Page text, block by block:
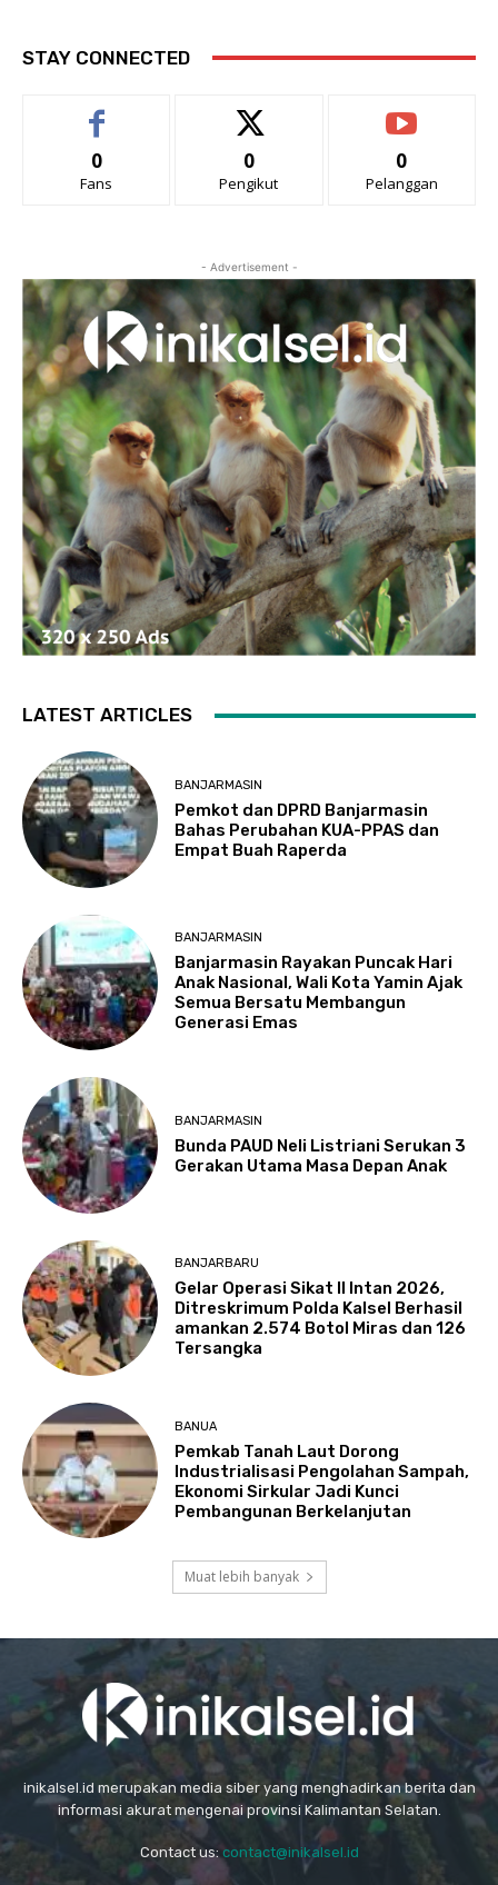
STAY CONNECTED
0
Fans
0
Pengikut
0
Pelanggan
- Advertisement -
LATEST ARTICLES
BANJARMASIN
Pemkot dan DPRD Banjarmasin
Bahas Perubahan KUA-PPAS dan
Empat Buah Raperda
BANJARMASIN
Banjarmasin Rayakan Puncak Hari
Anak Nasional, Wali Kota Yamin Ajak
Semua Bersatu Membangun
Generasi Emas
BANJARMASIN
Bunda PAUD Neli Listriani Serukan 3
Gerakan Utama Masa Depan Anak
BANJARBARU
Gelar Operasi Sikat II Intan 2026,
Ditreskrimum Polda Kalsel Berhasil
amankan 2.574 Botol Miras dan 126
Tersangka
BANUA
Pemkab Tanah Laut Dorong
Industrialisasi Pengolahan Sampah,
Ekonomi Sirkular Jadi Kunci
Pembangunan Berkelanjutan
Muat lebih banyak
inikalsel.id merupakan media siber yang menghadirkan berita dan
informasi akurat mengenai provinsi Kalimantan Selatan.
Contact us:contact@inikalsel.id